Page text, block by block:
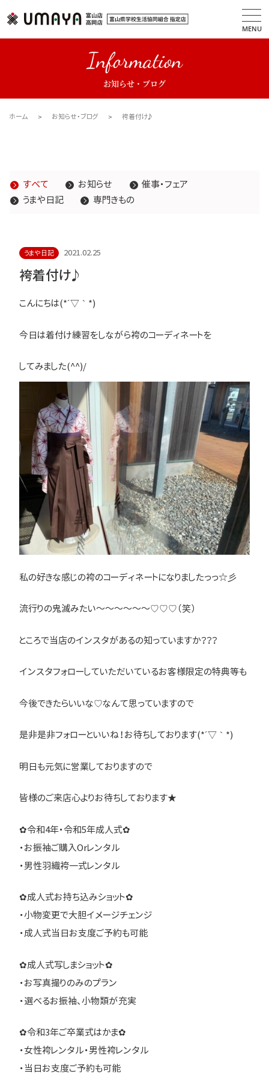
MENU
Information
お知らせ・ブログ
ホーム お知らせ・ブログ 袴着付け♪
すべて お知らせ
催事・フェア
うまや日記
専門きもの
うまや日記 2021.02.25
袴着付け♪
こんにちは(*´▽｀*)
今日は着付け練習をしながら袴のコーディネートを
してみました(^^)/
私の好きな感じの袴のコーディネートになりましたっっ☆彡
流行りの鬼滅みたい～～～～～～♡♡♡（笑）
ところで当店のインスタがあるの知っていますか？？？
インスタフォローしていただいているお客様限定の特典等も
今後できたらいいな♡なんて思っていますので
是非是非フォローといいね！お待ちしております(*´▽｀*)
明日も元気に営業しておりますので
皆様のご来店心よりお待ちしております★
✿令和4年・令和5年成人式✿
・お振袖ご購入Orレンタル
・男性羽織袴一式レンタル
✿成人式お持ち込みショット✿
・小物変更で大胆イメージチェンジ
・成人式当日お支度ご予約も可能
✿成人式写しまショット✿
・お写真撮りのみのプラン
・選べるお振袖、小物類が充実
✿令和3年ご卒業式はかま✿
・女性袴レンタル・男性袴レンタル
・当日お支度ご予約も可能